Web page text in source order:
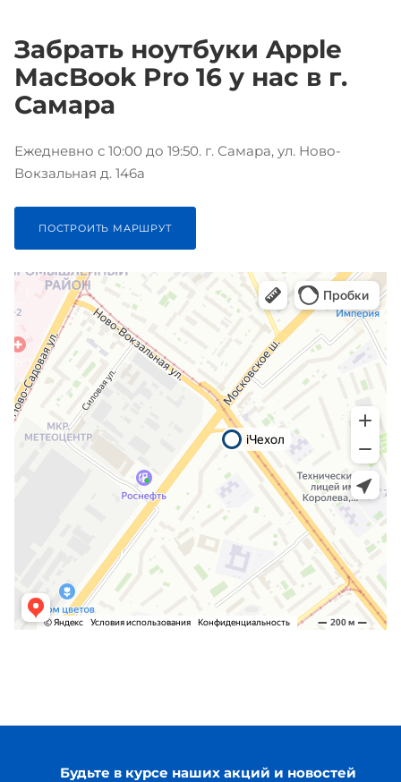
Забрать ноутбуки Apple
MacBook Pro 16 у нас в г.
Самара
Ежедневно с 10:00 до 19:50. г. Самара, ул. Ново-
Вокзальная д. 146а
ПОСТРОИТЬ МАРШРУТ
Будьте в курсе наших акций и новостей